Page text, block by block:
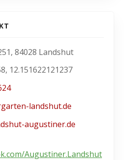
84028 Landshut
12.151622121237
landshut.de
augustiner.de
Augustiner.Landshut